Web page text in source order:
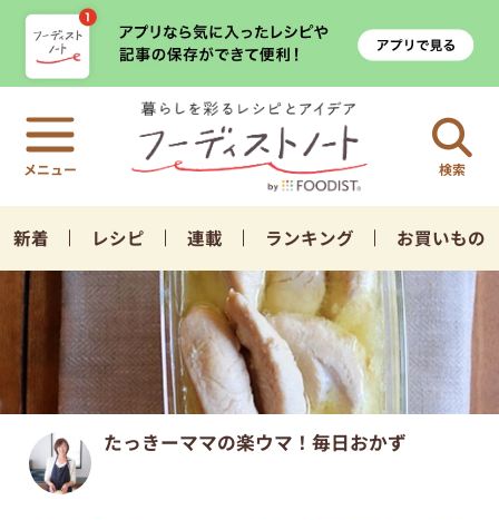
検索
新着 レシピ 連載 ランキング お買いもの
たっきーママの楽ウマ！毎日おかず